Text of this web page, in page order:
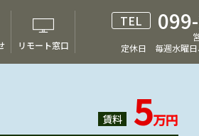
リモート窓口
TEL
定休日 毎週水曜日
賃料 5万円